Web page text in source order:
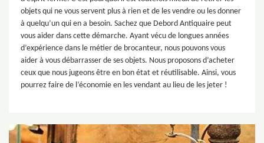
objets qui ne vous servent plus à rien et de les vendre ou les donner
à quelqu’un qui en a besoin. Sachez que Debord Antiquaire peut
vous aider dans cette démarche. Ayant vécu de longues années
d’expérience dans le métier de brocanteur, nous pouvons vous
aider à vous débarrasser de ses objets. Nous proposons d’acheter
ceux que nous jugeons être en bon état et réutilisable. Ainsi, vous
pourrez faire de l’économie en les vendant au lieu de les jeter !